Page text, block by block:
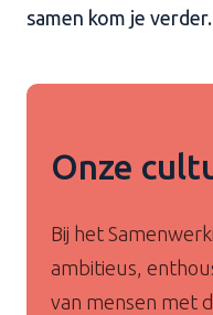
samen kom je verder.
Onze
Bij het
ambitieus,
van mensen met